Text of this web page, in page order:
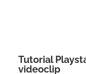
Tutorial
videoclip